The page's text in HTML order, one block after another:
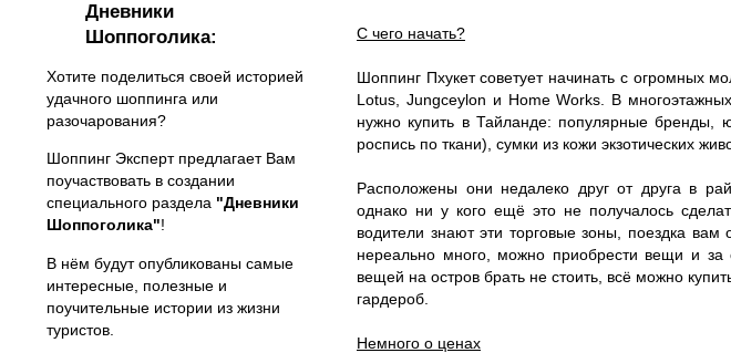
Дневники
Шоппоголика:
Хотите поделиться своей историей
удачного шоппинга или
разочарования?
Шоппинг Эксперт предлагает Вам
поучаствовать в создании
специального раздела "Дневники
Шоппоголика"!
В нём будут опубликованы самые
интересные, полезные и
поучительные истории из жизни
туристов.
С чего начать?
Шоппинг Пхукет советует начинать с огромных
Lotus, Jungceylon и Home Works. В
нужно купить в Тайланде: популярные бренды,
роспись по ткани), сумки из кожи экзотических
Расположены они недалеко друг от друга в
однако ни у кого ещё это не получалось
водители знают эти торговые зоны, поездка
нереально много, можно приобрести вещи и
вещей на остров брать не стоить, всё можно
гардероб.
Немного о ценах